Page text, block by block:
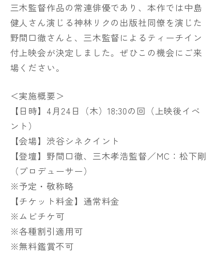
三木監督作品の常連俳優であり、本作では中島
健人さん演じる神林リクの出版社同僚を演じた
野間口徹さんと、三木監督によるティーチイン
付上映会が決定しました。ぜひこの機会にご来
場ください。
＜実施概要＞
【日時】4月24日（木）18:30の回（上映後イベ
ント）
【会場】渋谷シネクイント
【登壇】野間口徹、三木孝浩監督／MC：松下剛
（プロデューサー）
※予定・敬称略
【チケット料金】通常料金
※ムビチケ可
※各種割引適用可
※無料鑑賞不可